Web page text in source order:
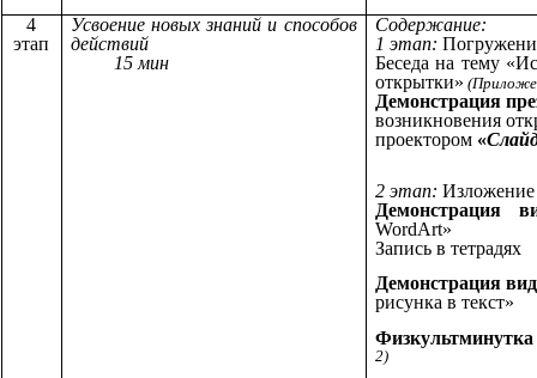
4
этап
Усвоение новых знаний и способов
действий
15 мин
Содержание:
1 этап:
Беседа на тему
открытки»
Демонстрация
возникновения
проектором «
2 этап: Изложение
Демонстрация
WordArt»
Запись в тетрадях
Демонстрация
рисунка в текст»
Физкультминутка
2)